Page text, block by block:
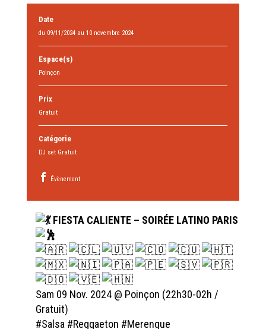
Date
du 09/11/2024 au 10 novembre 2024
Espace(s)
Poinçon
Prix
Gratuit
Catégorie
DJ set Gratuit
Évènement
FIESTA CALIENTE – SOIRÉE LATINO PARIS
Sam 09 Nov. 2024 @ Poinçon (22h30-02h /
Gratuit)
#Salsa #Reggaeton #Merengue